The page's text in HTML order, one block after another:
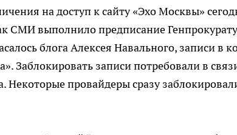
на доступ к сайту «Эхо Москвы»
СМИ выполнило предписание
блога Алексея Навального, записи в
Заблокировать записи потребовали в
провайдеры сразу